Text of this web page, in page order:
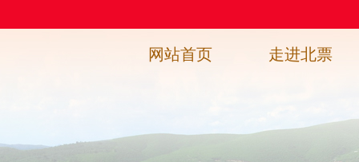
网站首页 走进北票